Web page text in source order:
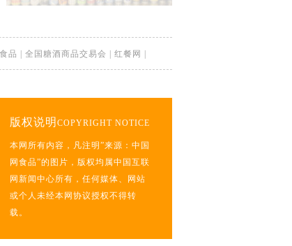
品 全国糖酒商品交易会 红餐网
版权说明 COPYRIGHT NOTICE
本网所有内容，凡注明”来源：中国
网食品”的图片，版权均属中国互联
网新闻中心所有，任何媒体、网站
或个人未经本网协议授权不得转
载。